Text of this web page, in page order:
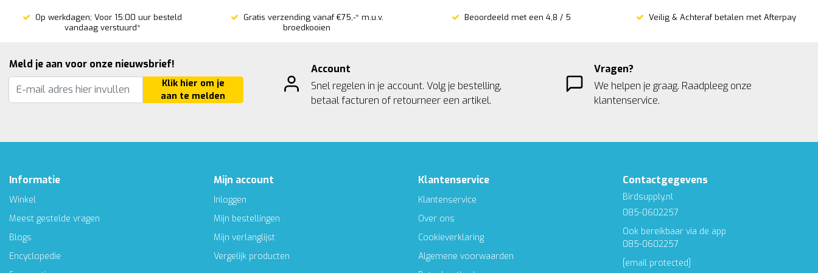
Op werkdagen; Voor 15:00 uur besteld
vandaag verstuurd*
Gratis verzending vanaf €75,-* m.u.v.
broedkooien
Beoordeeld met een 4,8 / 5 Veilig & Achteraf betalen met Afterpay
Meld je aan voor onze nieuwsbrief!
Klik hier om je
aan te melden
Account
Snel regelen in je account. Volg je bestelling,
betaal facturen of retourneer een artikel.
Vragen?
We helpen je graag. Raadpleeg onze
klantenservice.
Informatie
Winkel
Meest gestelde vragen
Blogs
Encyclopedie
Mijn account
Inloggen
Mijn bestellingen
Mijn verlanglijst
Vergelijk producten
Klantenservice
Klantenservice
Over ons
Cookieverklaring
Algemene voorwaarden
Contactgegevens
Birdsupply.nl
085-0602257
Ook bereikbaar via de app
085-0602257
[email protected]